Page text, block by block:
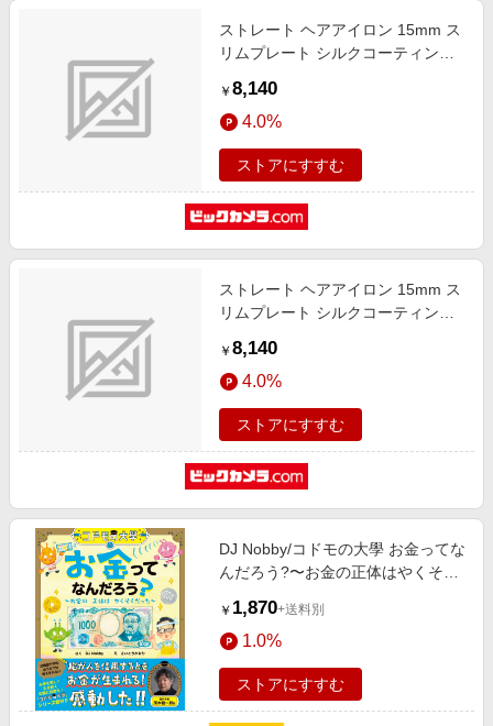
ストレート ヘアアイロン 15mm ス
リムプレート シルクコーティング
段階調節) 立ち上がり約25秒 温度
メモリー 温度ロック 自動電源OFF
海外対応 Nobby by TESCOM スモ
ーキーグレー スモーキーグレー
NIS300B-H [交流（コード）式]
￥ 8,140
4.0%
ストアにすすむ
ストレート ヘアアイロン 15mm ス
リムプレート シルクコーティング
段階調節) 立ち上がり約25秒 温度
メモリー 温度ロック 自動電源OFF
海外対応 Nobby by TESCOM ブラ
ック ブラック NIS300B-K [交流
（コード）式]
￥ 8,140
4.0%
ストアにすすむ
DJ Nobby/コドモの大學 お金ってな
んだろう?〜お金の正体はやくそく
[9784801207868]
￥ 1,870+送料別
1.0%
ストアにすすむ